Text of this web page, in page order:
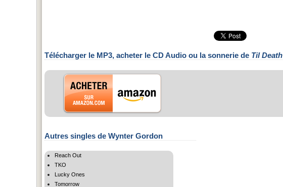
Télécharger le MP3, acheter le CD Audio ou la sonnerie de Til Death
Autres singles de Wynter Gordon
Reach Out
TKO
Lucky Ones
Tomorrow